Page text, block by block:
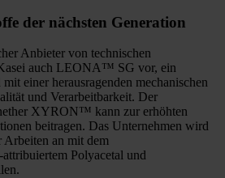
der nächsten Generation
Anbieter von technischen
auch LEONA™ SG vor, ein
einer herausragenden mechanischen
und Verarbeitbarkeit. Der
XYRON™ kann zur erhöhten
beitragen. Das Unternehmen wird
Arbeiten an mit dem
Polyacetal und